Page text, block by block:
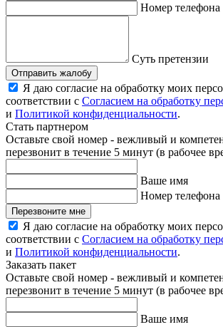
Номер телефона
Суть претензии
Отправить жалобу
Я даю согласие на обработку моих
соответствии с Согласием на обработку
и Политикой конфиденциальности.
Стать партнером
Оставьте свой номер - вежливый и
перезвонит в течение 5 минут (в рабочее
Ваше имя
Номер телефона
Перезвоните мне
Я даю согласие на обработку моих
соответствии с Согласием на обработку
и Политикой конфиденциальности.
Заказать пакет
Оставьте свой номер - вежливый и
перезвонит в течение 5 минут (в рабочее
Ваше имя